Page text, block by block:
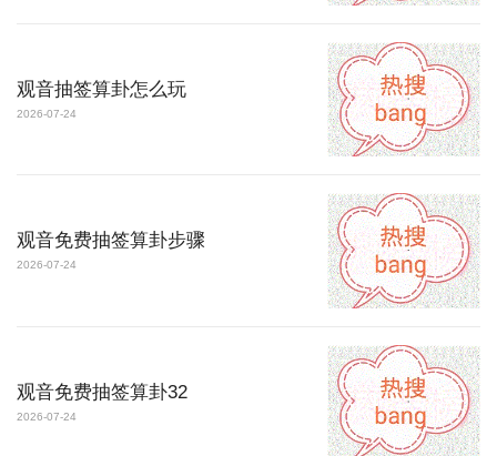
观音抽签算卦怎么玩
2026-07-24
观音免费抽签算卦步骤
2026-07-24
观音免费抽签算卦32
2026-07-24